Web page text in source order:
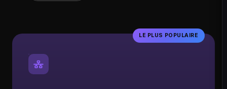
LE PLUS POPULAIRE